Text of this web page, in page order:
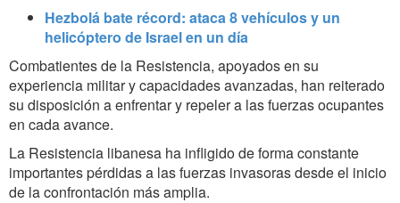
Hezbolá bate récord: ataca 8 vehículos y un
helicóptero de Israel en un día
Combatientes de la Resistencia, apoyados en su
experiencia militar y capacidades avanzadas, han reiterado
su disposición a enfrentar y repeler a las fuerzas ocupantes
en cada avance.
La Resistencia libanesa ha infligido de forma constante
importantes pérdidas a las fuerzas invasoras desde el inicio
de la confrontación más amplia.